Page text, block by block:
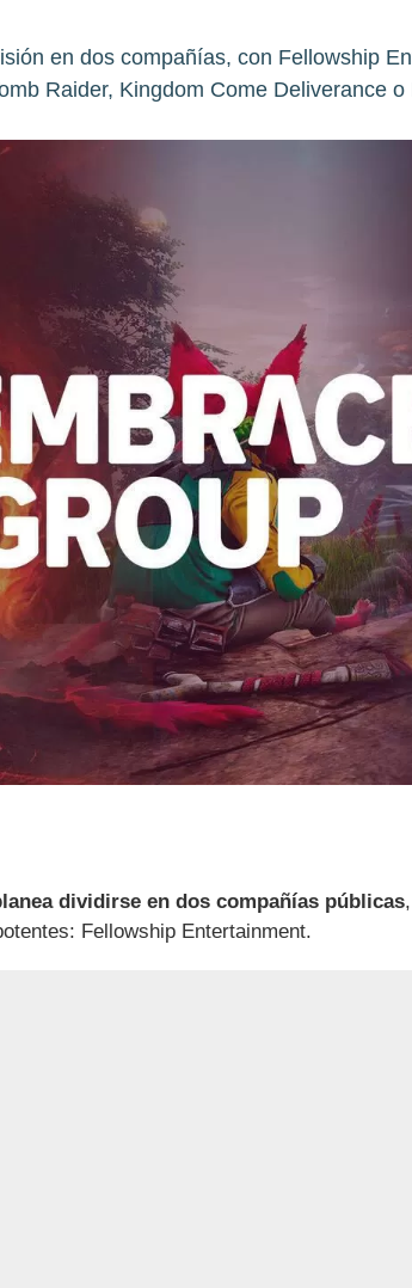
en dos compañías, con Fellowship
Raider, Kingdom Come Deliverance
dividirse en dos compañías públicas,
Fellowship Entertainment.